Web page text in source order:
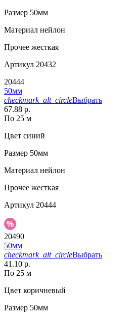
Размер 50мм
Материал нейлон
Прочее жесткая
Артикул 20432
20444
50мм
checkmark_alt_circleВыбрать
67.88 р.
По 25 м
Цвет синий
Размер 50мм
Материал нейлон
Прочее жесткая
Артикул 20444
20490
50мм
checkmark_alt_circleВыбрать
41.10 р.
По 25 м
Цвет коричневый
Размер 50мм